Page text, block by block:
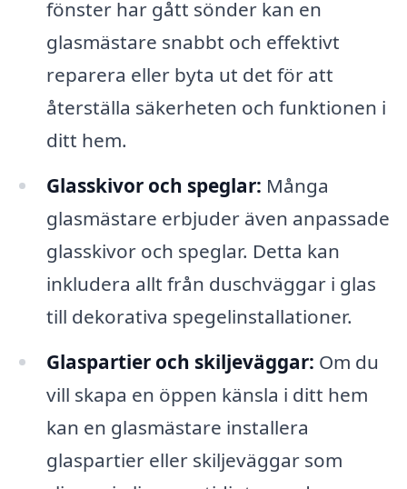
fönster har gått sönder kan en
glasmästare snabbt och effektivt
reparera eller byta ut det för att
återställa säkerheten och funktionen i
ditt hem.
Glasskivor och speglar: Många
glasmästare erbjuder även anpassade
glasskivor och speglar. Detta kan
inkludera allt från duschväggar i glas
till dekorativa spegelinstallationer.
Glaspartier och skiljeväggar: Om du
vill skapa en öppen känsla i ditt hem
kan en glasmästare installera
glaspartier eller skiljeväggar som